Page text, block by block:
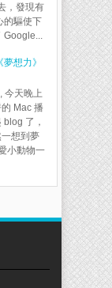
，發現有
的驅使下
想力》
今天晚上
Mac 播
了，
想到夢
小動物一